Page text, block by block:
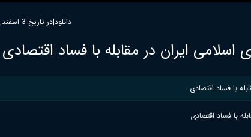
در تاریخ 3 اسفند, 1402|دانلود
ایران در مقابله با فساد اقتصادی
با فساد اقتصادی
با فساد اقتصادی